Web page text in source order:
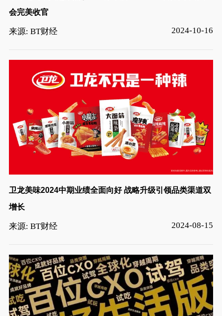
会完美收官
来源: BT财经 2024-10-16
卫龙美味2024中期业绩全面向好 战略升级引领品类渠道双
增长
来源: BT财经 2024-08-15